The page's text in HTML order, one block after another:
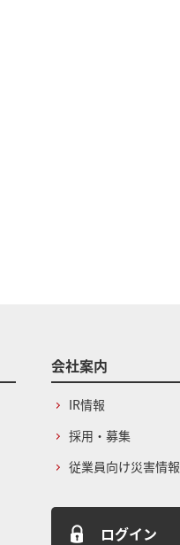
会社案内
IR情報
採用・募集
従業員向け災害情報
ログイン